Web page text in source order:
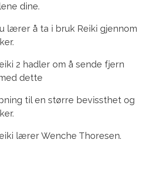
dine.
å ta i bruk Reiki gjennom
om å sende fjern
dette
en større bevissthet og
Wenche Thoresen.